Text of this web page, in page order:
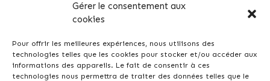
Gérer le consentement aux
cookies
Pour offrir les meilleures expériences, nous utilisons des
technologies telles que les cookies pour stocker et/ou accéder aux
informations des appareils. Le fait de consentir à ces
technologies nous permettra de traiter des données telles que le
• Politique de confidentialité
• Mentions légales
• Termes et conditions
• Guenrouët.fr
© 2026 Théla -Nicolas Le Gall